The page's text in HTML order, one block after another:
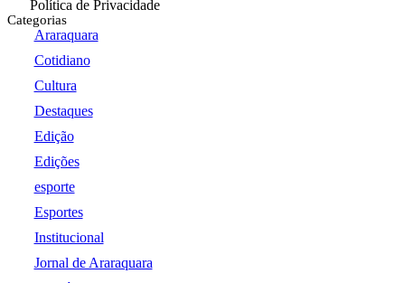
Política de Privacidade
Categorias
Araraquara
Cotidiano
Cultura
Destaques
Edição
Edições
esporte
Esportes
Institucional
Jornal de Araraquara